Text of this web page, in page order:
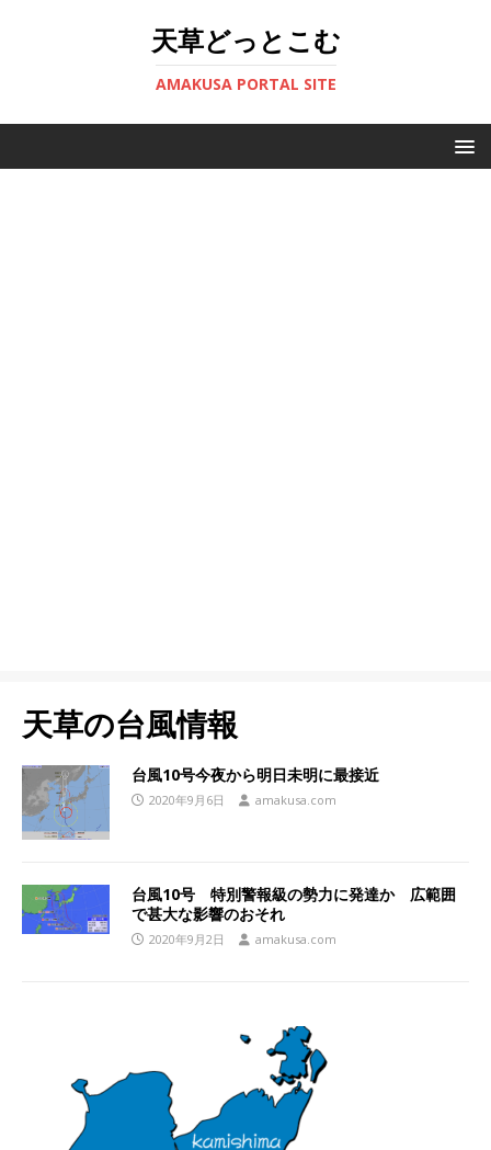
天草どっとこむ
AMAKUSA PORTAL SITE
天草の台風情報
台風10号今夜から明日未明に最接近
2020年9月6日 amakusa.com
台風10号 特別警報級の勢力に発達か 広範囲
で甚大な影響のおそれ
2020年9月2日 amakusa.com